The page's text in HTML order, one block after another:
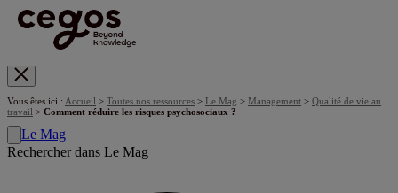
Vous êtes ici : Accueil > Toutes nos ressources > Le Mag > Management > Qualité de vie au
travail > Comment réduire les risques psychosociaux ?
Le Mag
Rechercher dans Le Mag